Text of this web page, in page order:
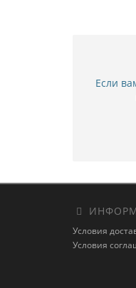
Если
Условия
Условия